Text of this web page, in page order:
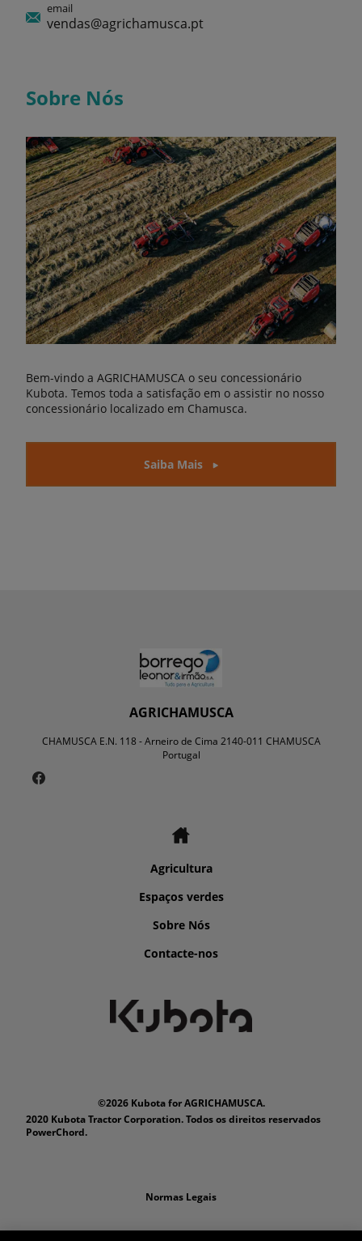
email
vendas@agrichamusca.pt
Sobre Nós
Bem-vindo a AGRICHAMUSCA o seu concessionário
Kubota. Temos toda a satisfação em o assistir no nosso
concessionário localizado em Chamusca.
Saiba Mais
AGRICHAMUSCA
CHAMUSCA E.N. 118 - Arneiro de Cima 2140-011 CHAMUSCA
Portugal
Agricultura
Espaços verdes
Sobre Nós
Contacte-nos
©2026 Kubota for AGRICHAMUSCA.
2020 Kubota Tractor Corporation. Todos os direitos reservados
PowerChord.
Normas Legais